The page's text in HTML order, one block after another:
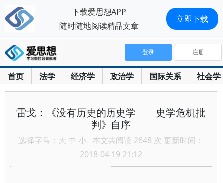
首页 法学 经济学 政治学 国际关系 社会学
登录 注册
雷戈：《没有历史的历史学——史学危机批
判》自序
选择字号： 大 中 小 本文共阅读 2648 次 更新时间：
2018-04-19 21:12
下载爱思想APP
随时随地阅读精品文章
立即下载